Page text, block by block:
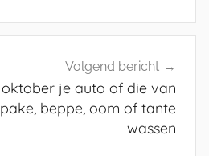
Volgend bericht
je auto of die van
beppe, oom of tante
wassen